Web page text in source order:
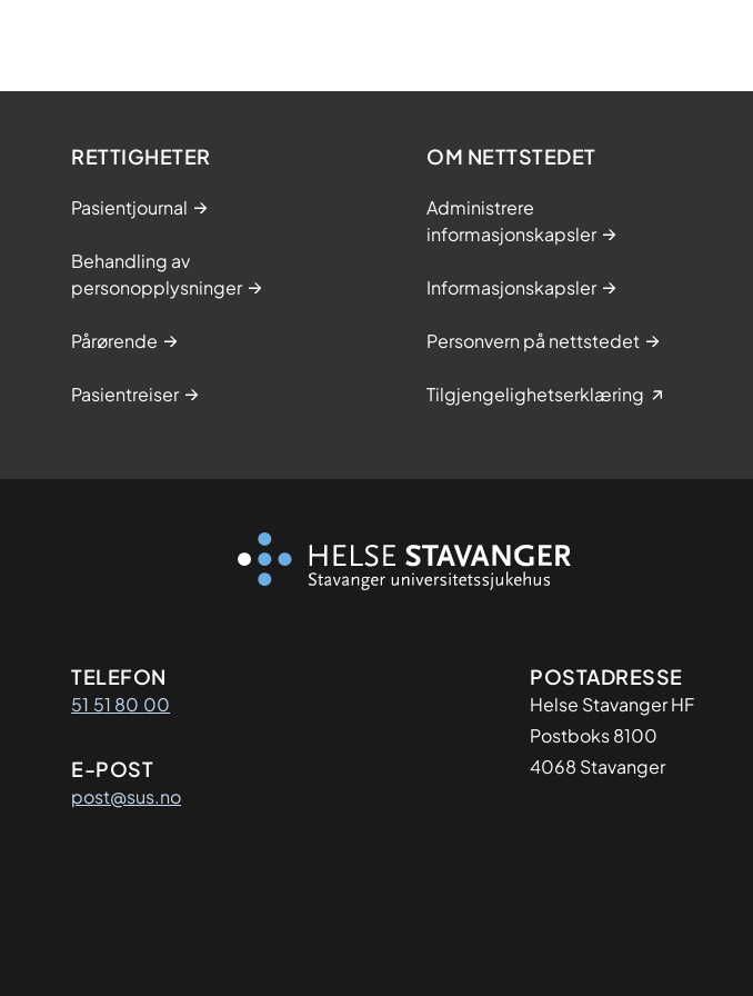
RETTIGHETER
Pasientjournal
Behandling av
personopplysninger
Pårørende
Pasientreiser
OM NETTSTEDET
Administrere
informasjonskapsler
Informasjonskapsler
Personvern på nettstedet
Tilgjengelighetserklæring
Kontaktinformasjon
TELEFON
51 51 80 00
E-POST
post@sus.no
Adresse
POSTADRESSE
Helse Stavanger HF
Postboks 8100
4068 Stavanger